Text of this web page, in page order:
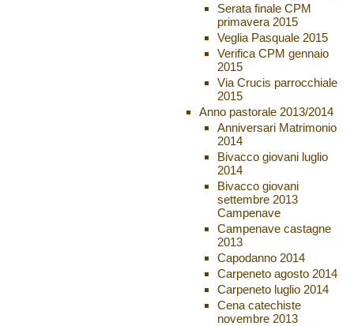
Serata finale CPM
primavera 2015
Veglia Pasquale 2015
Verifica CPM gennaio
2015
Via Crucis parrocchiale
2015
Anno pastorale 2013/2014
Anniversari Matrimonio
2014
Bivacco giovani luglio
2014
Bivacco giovani
settembre 2013
Campenave
Campenave castagne
2013
Capodanno 2014
Carpeneto agosto 2014
Carpeneto luglio 2014
Cena catechiste
novembre 2013